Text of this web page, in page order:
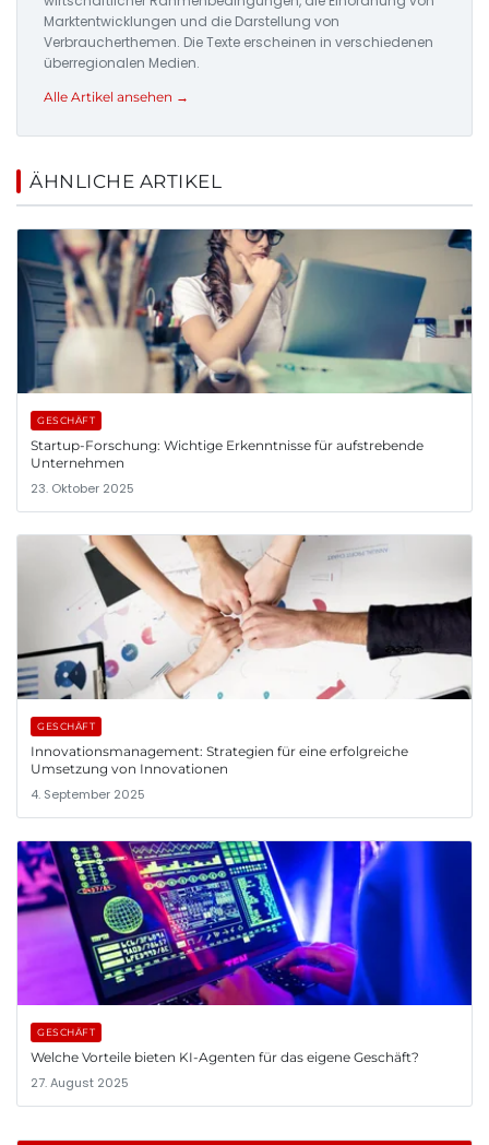
Marktentwicklungen und die Darstellung von
Verbraucherthemen. Die Texte erscheinen in verschiedenen
überregionalen Medien.
Alle Artikel ansehen →
ÄHNLICHE ARTIKEL
GESCHÄFT
Startup-Forschung: Wichtige Erkenntnisse für aufstrebende
Unternehmen
23. Oktober 2025
GESCHÄFT
Innovationsmanagement: Strategien für eine erfolgreiche
Umsetzung von Innovationen
4. September 2025
GESCHÄFT
Welche Vorteile bieten KI-Agenten für das eigene Geschäft?
27. August 2025